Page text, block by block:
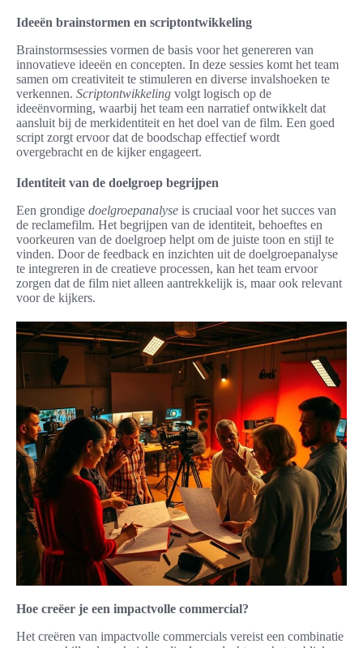
Ideeën brainstormen en scriptontwikkeling
Brainstormsessies vormen de basis voor het genereren van
innovatieve ideeën en concepten. In deze sessies komt het team
samen om creativiteit te stimuleren en diverse invalshoeken te
verkennen. Scriptontwikkeling volgt logisch op de
ideeënvorming, waarbij het team een narratief ontwikkelt dat
aansluit bij de merkidentiteit en het doel van de film. Een goed
script zorgt ervoor dat de boodschap effectief wordt
overgebracht en de kijker engageert.
Identiteit van de doelgroep begrijpen
Een grondige doelgroepanalyse is cruciaal voor het succes van
de reclamefilm. Het begrijpen van de identiteit, behoeftes en
voorkeuren van de doelgroep helpt om de juiste toon en stijl te
vinden. Door de feedback en inzichten uit de doelgroepanalyse
te integreren in de creatieve processen, kan het team ervoor
zorgen dat de film niet alleen aantrekkelijk is, maar ook relevant
voor de kijkers.
Hoe creëer je een impactvolle commercial?
Het creëren van impactvolle commercials vereist een combinatie